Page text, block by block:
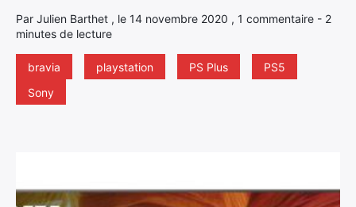
Par Julien Barthet , le 14 novembre 2020 , 1 commentaire - 2
minutes de lecture
bravia playstation PS Plus
PS5
Sony